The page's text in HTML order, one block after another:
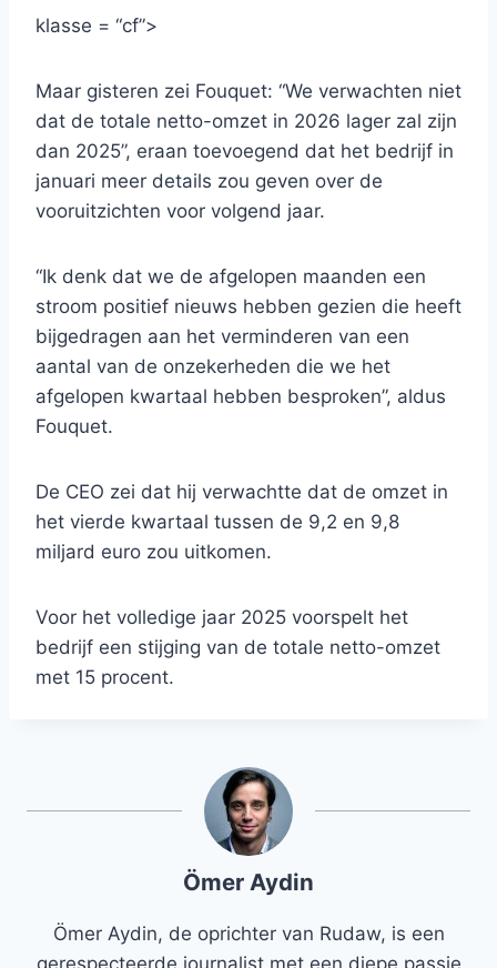
klasse = “cf”>
Maar gisteren zei Fouquet: “We verwachten niet
dat de totale netto-omzet in 2026 lager zal zijn
dan 2025”, eraan toevoegend dat het bedrijf in
januari meer details zou geven over de
vooruitzichten voor volgend jaar.
“Ik denk dat we de afgelopen maanden een
stroom positief nieuws hebben gezien die heeft
bijgedragen aan het verminderen van een
aantal van de onzekerheden die we het
afgelopen kwartaal hebben besproken”, aldus
Fouquet.
De CEO zei dat hij verwachtte dat de omzet in
het vierde kwartaal tussen de 9,2 en 9,8
miljard euro zou uitkomen.
Voor het volledige jaar 2025 voorspelt het
bedrijf een stijging van de totale netto-omzet
met 15 procent.
Ömer Aydin
Ömer Aydin, de oprichter van Rudaw, is een